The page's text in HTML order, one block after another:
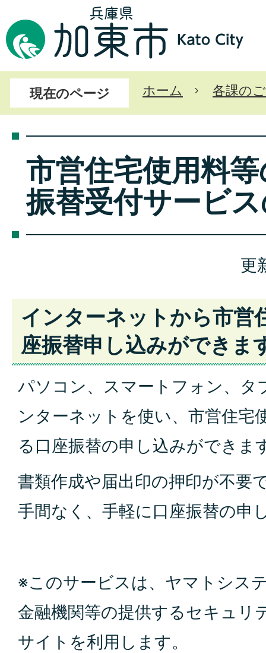
現在のページ ホーム 各課の
市営住宅使用料
振替受付サービ
更
インターネットから市営
座振替申し込みができま
パソコン、スマートフォン、タ
ンターネットを使い、市営住宅
る口座振替の申し込みができま
書類作成や届出印の押印が不要
手間なく、手軽に口座振替の申
※このサービスは、ヤマトシス
金融機関等の提供するセキュリ
サイトを利用します。